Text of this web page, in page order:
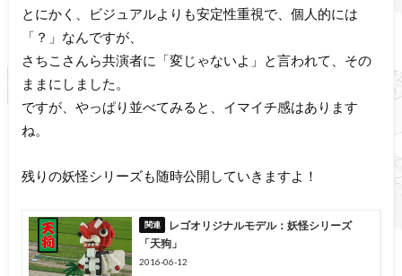
とにかく、ビジュアルよりも安定性重視で、個人的には
「？」なんですが、
さちこさんら共演者に「変じゃないよ」と言われて、その
ままにしました。
ですが、やっぱり並べてみると、イマイチ感はあります
ね。
残りの妖怪シリーズも随時公開していきますよ！
レゴオリジナルモデル：妖怪シリーズ
「天狗」
2016-06-12